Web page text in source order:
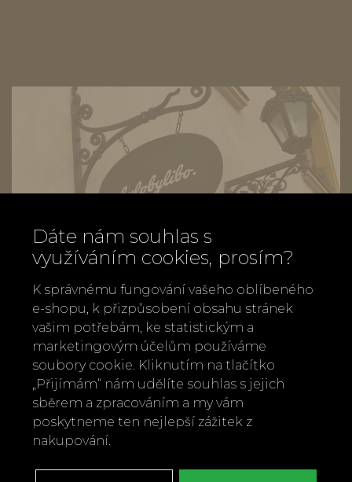
Zavolejte nám
+420 737 886 915
Napište nám
info@bylobylibo.cz
Setkejme se:
Dáte nám souhlas s
využíváním cookies, prosím?
K správnému fungování vašeho oblíbeného
e-shopu, k přizpůsobení obsahu stránek
vašim potřebám, ke statistickým a
marketingovým účelům používáme
soubory cookie. Kliknutím na tlačítko
„Přijímám“ nám udělíte souhlas s jejich
sběrem a zpracováním a my vám
poskytneme ten nejlepší zážitek z
nakupování.